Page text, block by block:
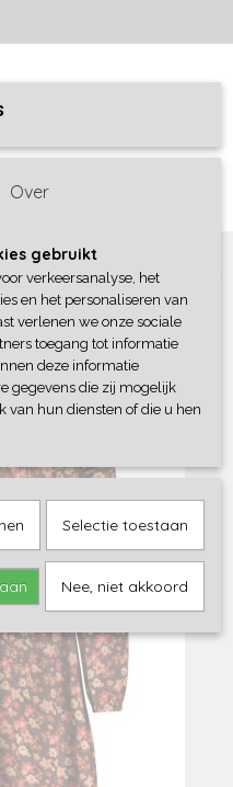
>B-Nosy
Over
gebruikt
verkeersanalyse, het
en het personaliseren van
verlenen we onze sociale
toegang tot informatie
deze informatie
gegevens die zij mogelijk
van hun diensten of die u hen
Selectie toestaan
Nee, niet akkoord